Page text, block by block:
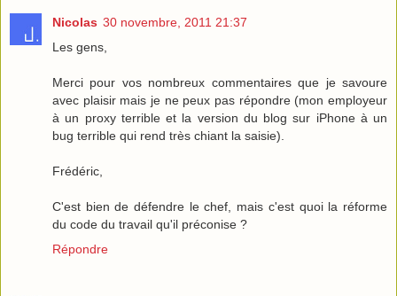
Nicolas 30 novembre, 2011 21:37
Les gens,
Merci pour vos nombreux commentaires que je savoure
avec plaisir mais je ne peux pas répondre (mon employeur
à un proxy terrible et la version du blog sur iPhone à un
bug terrible qui rend très chiant la saisie).
Frédéric,
C'est bien de défendre le chef, mais c'est quoi la réforme
du code du travail qu'il préconise ?
Répondre